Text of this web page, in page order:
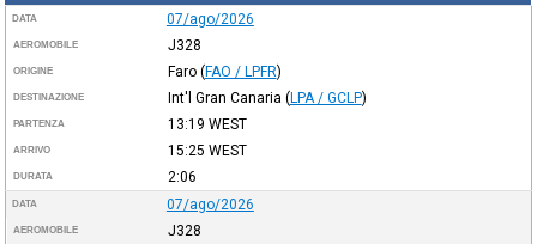
DATA 07/ago/2026
AEROMOBILE J328
ORIGINE Faro (FAO / LPFR)
DESTINAZIONE Int'l Gran Canaria (LPA / GCLP)
PARTENZA 13:19 WEST
ARRIVO 15:25 WEST
DURATA 2:06
DATA 07/ago/2026
AEROMOBILE J328